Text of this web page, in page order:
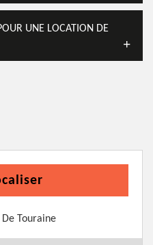
UNE LOCATION DE
Touraine